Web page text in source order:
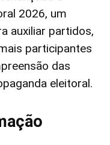
2026, um
auxiliar partidos,
participantes
das
eleitoral.